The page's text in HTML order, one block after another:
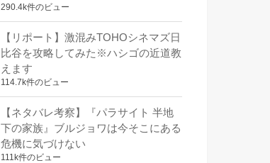
290.4k件のビュー
【リポート】激混みTOHOシネマズ日
比谷を攻略してみた※ハシゴの近道教
えます
114.7k件のビュー
【ネタバレ考察】『パラサイト 半地
下の家族』ブルジョワは今そこにある
危機に気づけない
111k件のビュー